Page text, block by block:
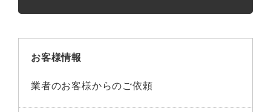
お客様情報
業者のお客様からのご依頼